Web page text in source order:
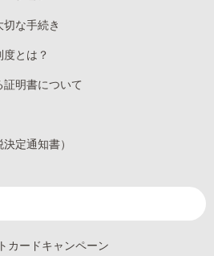
な手続き
度とは？
明書について
定通知書）
カードキャンペーン